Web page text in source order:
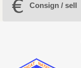
Consign / sell